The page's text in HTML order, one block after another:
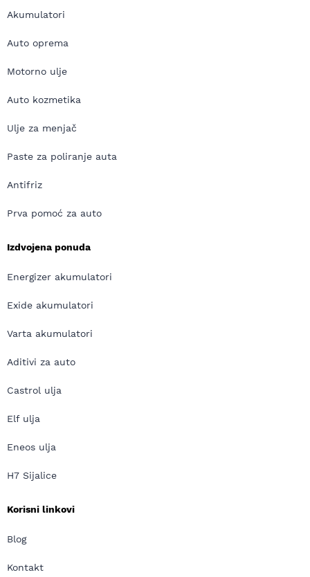
Akumulatori
Auto oprema
Motorno ulje
Auto kozmetika
Ulje za menjač
Paste za poliranje auta
Antifriz
Prva pomoć za auto
Izdvojena ponuda
Energizer akumulatori
Exide akumulatori
Varta akumulatori
Aditivi za auto
Castrol ulja
Elf ulja
Eneos ulja
H7 Sijalice
Korisni linkovi
Blog
Kontakt